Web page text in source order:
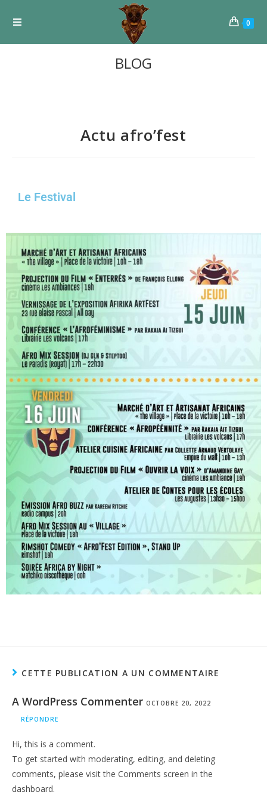
0
BLOG
Actu afro’fest
Le Festival
CETTE PUBLICATION A UN COMMENTAIRE
A WordPress Commenter OCTOBRE 20, 2022
RÉPONDRE
Hi, this is a comment.
To get started with moderating, editing, and deleting
comments, please visit the Comments screen in the
dashboard.